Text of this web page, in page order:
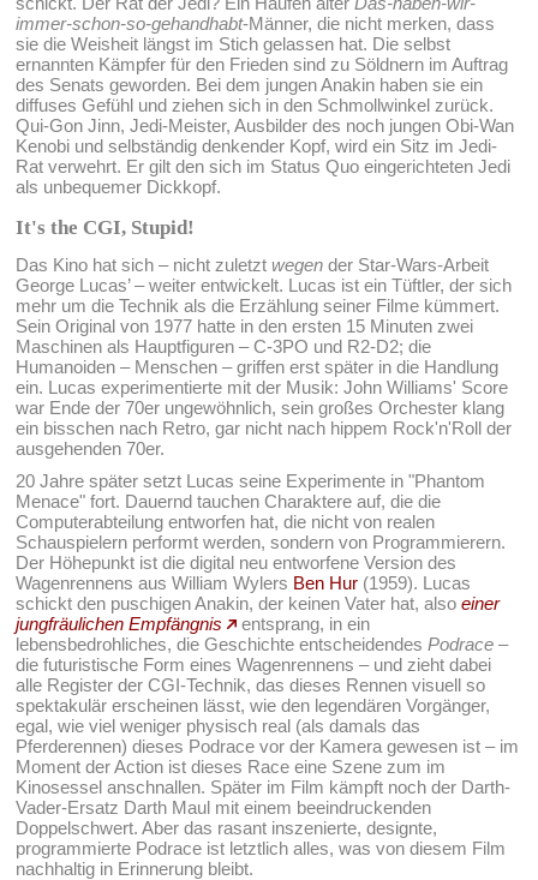
immer-schon-so-gehandhabt-Männer, die nicht merken, dass
sie die Weisheit längst im Stich gelassen hat. Die selbst
ernannten Kämpfer für den Frieden sind zu Söldnern im Auftrag
des Senats geworden. Bei dem jungen Anakin haben sie ein
diffuses Gefühl und ziehen sich in den Schmollwinkel zurück.
Qui-Gon Jinn, Jedi-Meister, Ausbilder des noch jungen Obi-Wan
Kenobi und selbständig denkender Kopf, wird ein Sitz im Jedi-
Rat verwehrt. Er gilt den sich im Status Quo eingerichteten Jedi
als unbequemer Dickkopf.
It's the CGI, Stupid!
Das Kino hat sich – nicht zuletztwegen der Star-Wars-Arbeit
George Lucas’ – weiter entwickelt. Lucas ist ein Tüftler, der sich
mehr um die Technik als die Erzählung seiner Filme kümmert.
Sein Original von 1977 hatte in den ersten 15 Minuten zwei
Maschinen als Hauptfiguren – C-3PO und R2-D2; die
Humanoiden – Menschen – griffen erst später in die Handlung
ein. Lucas experimentierte mit der Musik: John Williams' Score
war Ende der 70er ungewöhnlich, sein großes Orchester klang
ein bisschen nach Retro, gar nicht nach hippem Rock'n'Roll der
ausgehenden 70er.
20 Jahre später setzt Lucas seine Experimente in "Phantom
Menace" fort. Dauernd tauchen Charaktere auf, die die
Computerabteilung entworfen hat, die nicht von realen
Schauspielern performt werden, sondern von Programmierern.
Der Höhepunkt ist die digital neu entworfene Version des
Wagenrennens aus William Wylers Ben Hur (1959). Lucas
schickt den puschigen Anakin, der keinen Vater hat, alsoeiner
jungfräulichen Empfängnis
entsprang, in ein
lebensbedrohliches, die Geschichte entscheidendesPodrace –
die futuristische Form eines Wagenrennens – und zieht dabei
alle Register der CGI-Technik, das dieses Rennen visuell so
spektakulär erscheinen lässt, wie den legendären Vorgänger,
egal, wie viel weniger physisch real (als damals das
Pferderennen) dieses Podrace vor der Kamera gewesen ist – im
Moment der Action ist dieses Race eine Szene zum im
Kinosessel anschnallen. Später im Film kämpft noch der Darth-
Vader-Ersatz Darth Maul mit einem beeindruckenden
Doppelschwert. Aber das rasant inszenierte, designte,
programmierte Podrace ist letztlich alles, was von diesem Film
nachhaltig in Erinnerung bleibt.